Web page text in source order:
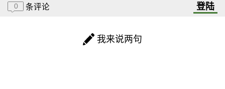
0 条评论 登陆
我来说两句